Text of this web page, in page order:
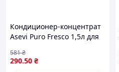
Кондиционер-концентрат
Asevi Puro Fresco 1,5л для
длительной свежестью и
мягкостью
290.50 ₴
581₴